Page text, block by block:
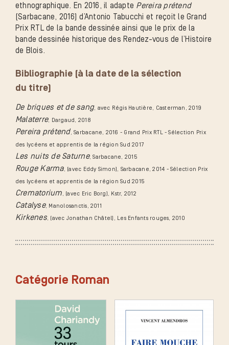
ethnographique. En 2016, il adapte Pereira prétend
(Sarbacane, 2016) d’Antonio Tabucchi et reçoit le Grand
Prix RTL de la bande dessinée ainsi que le prix de la
bande dessinée historique des Rendez-vous de l’Histoire
de Blois.
Bibliographie (à la date de la sélection
du titre)
De briques et de sang, avec Régis Hautière, Casterman , 2019
Malaterre, Dargaud, 2018
Pereira prétend, Sarbacane, 2016 - Grand Prix RTL - Sélection Prix
des lycéens et apprentis de la région Sud 2017
Les nuits de Saturne, Sarbacane, 2015
Rouge Karma, (avec Eddy Simon), Sarbacane, 2014 - Sélection Prix
des lycéens et apprentis de la région Sud 2015
Crematorium, (avec Eric Borg), Kstr, 2012
Catalyse, Manolosanctis, 2011
Kirkenes, (avec Jonathan Châtel), Les Enfants rouges, 2010
Catégorie Roman